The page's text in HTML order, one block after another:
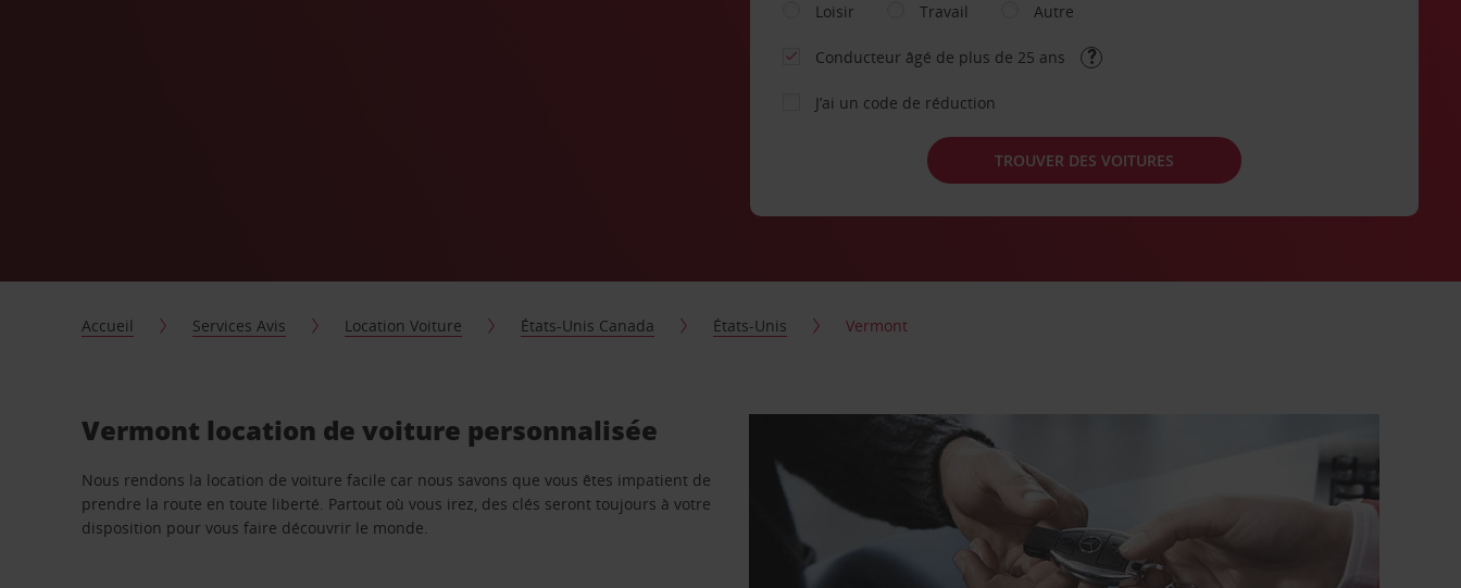
Loisir
Travail Autre
Conducteur âgé de plus de 25 ans
J’ai un code de réduction
TROUVER DES VOITURES
Accueil Services Avis Location Voiture États-Unis Canada États-Unis Vermont
Vermont location de voiture personnalisée
Nous rendons la location de voiture facile car nous savons que vous êtes impatient de
prendre la route en toute liberté. Partout où vous irez, des clés seront toujours à votre
disposition pour vous faire découvrir le monde.